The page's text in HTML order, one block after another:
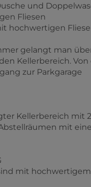
und
Fliesen
hochwertigen
gelangt man
Kellerbereich.
zur Parkgarage
Kellerbereich mit 2
mit
mit